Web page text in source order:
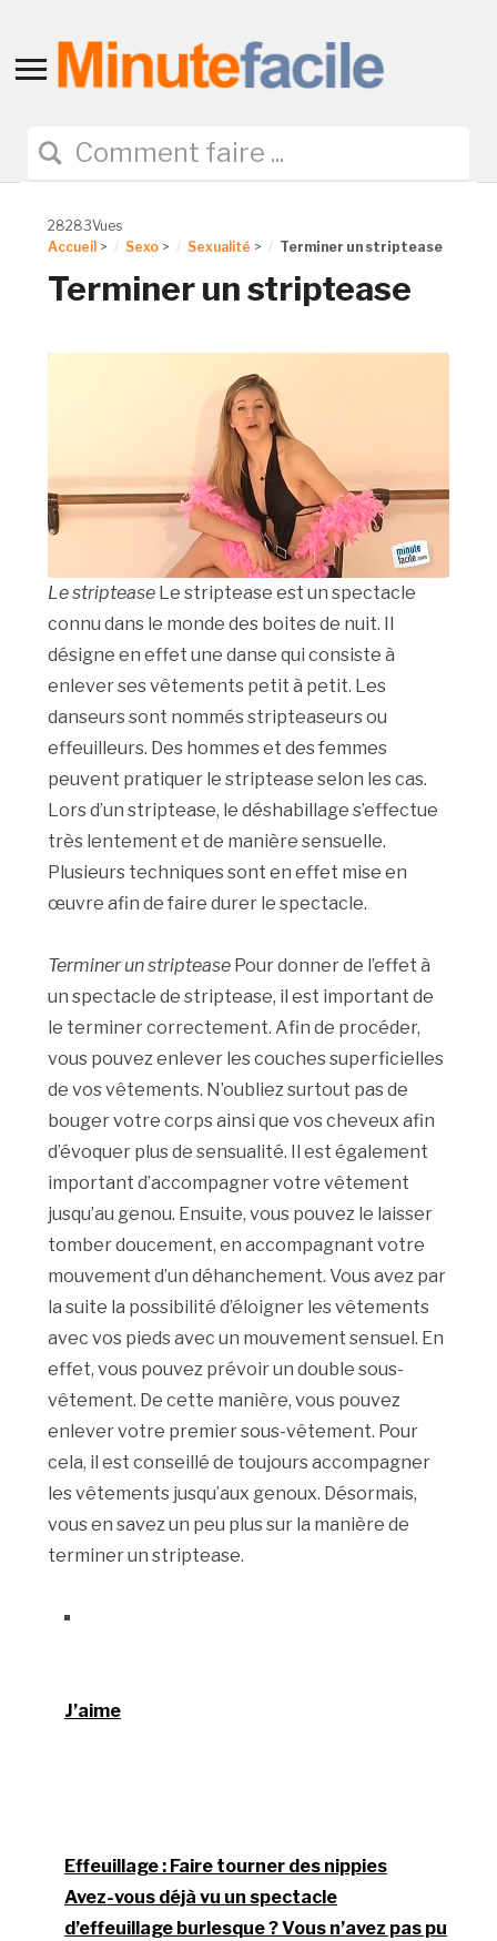
Toggle
navigation
28283Vues
Accueil > Sexo > Sexualité > Terminer un striptease
Terminer un striptease
Le striptease Le striptease est un spectacle
connu dans le monde des boites de nuit. Il
désigne en effet une danse qui consiste à
enlever ses vêtements petit à petit. Les
danseurs sont nommés stripteaseurs ou
effeuilleurs. Des hommes et des femmes
peuvent pratiquer le striptease selon les cas.
Lors d’un striptease, le déshabillage s’effectue
très lentement et de manière sensuelle.
Plusieurs techniques sont en effet mise en
œuvre afin de faire durer le spectacle.
Terminer un striptease Pour donner de l’effet à
un spectacle de striptease, il est important de
le terminer correctement. Afin de procéder,
vous pouvez enlever les couches superficielles
de vos vêtements. N’oubliez surtout pas de
bouger votre corps ainsi que vos cheveux afin
d’évoquer plus de sensualité. Il est également
important d’accompagner votre vêtement
jusqu’au genou. Ensuite, vous pouvez le laisser
tomber doucement, en accompagnant votre
mouvement d’un déhanchement. Vous avez par
la suite la possibilité d’éloigner les vêtements
avec vos pieds avec un mouvement sensuel. En
effet, vous pouvez prévoir un double sous-
vêtement. De cette manière, vous pouvez
enlever votre premier sous-vêtement. Pour
cela, il est conseillé de toujours accompagner
les vêtements jusqu’aux genoux. Désormais,
vous en savez un peu plus sur la manière de
terminer un striptease.
J’aime
Effeuillage : Faire tourner des nippies
Avez-vous déjà vu un spectacle
d’effeuillage burlesque ? Vous n’avez pas pu